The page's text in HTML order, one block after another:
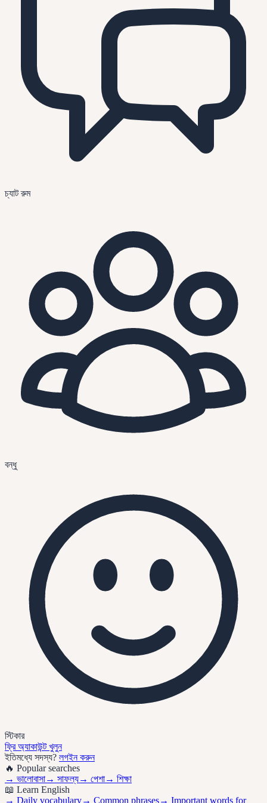
চ্যাট রুম
বন্ধু
স্টিকার
ফ্রি অ্যাকাউন্ট খুলুন
ইতিমধ্যে সদস্য? লগইন করুন
🔥 Popular searches
→ ভালোবাসা→ সাফল্য→ পেশা→ শিক্ষা
📖 Learn English
→ Daily vocabulary→ Common phrases→ Important words for